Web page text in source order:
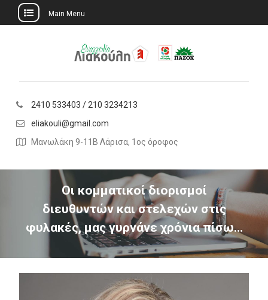
Main Menu
2410 533403 / 210 3234213
eliakouli@gmail.com
Μανωλάκη 9-11Β Λάρισα, 1ος όροφος
Οι κομματικοί διορισμοί
διευθυντών και στελεχών στις
φυλακές, μας γυρνάνε χρόνια πίσω…